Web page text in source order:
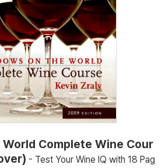
Complete Wine Cour
- Test Your Wine IQ with 18 Pag